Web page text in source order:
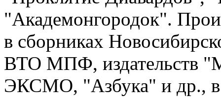
"Академонгородок".
в сборниках
ВТО МПФ, издательств
ЭКСМО, "Азбука" и др., в